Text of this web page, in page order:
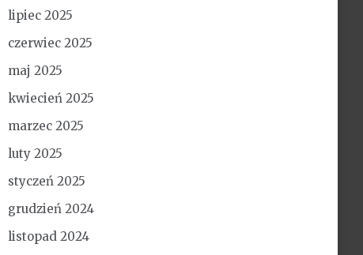
lipiec 2025
czerwiec 2025
maj 2025
kwiecień 2025
marzec 2025
luty 2025
styczeń 2025
grudzień 2024
listopad 2024